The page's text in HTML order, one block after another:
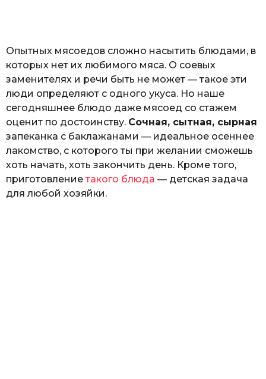
Опытных мясоедов сложно насытить блюдами, в
которых нет их любимого мяса. О соевых
заменителях и речи быть не может — такое эти
люди определяют с одного укуса. Но наше
сегодняшнее блюдо даже мясоед со стажем
оценит по достоинству. Сочная, сытная, сырная
запеканка с баклажанами — идеальное осеннее
лакомство, с которого ты при желании сможешь
хоть начать, хоть закончить день. Кроме того,
приготовление такого блюда — детская задача
для любой хозяйки.